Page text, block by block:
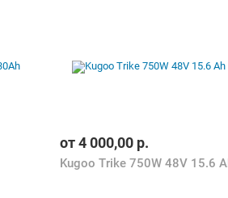
от4 000,00 р.
Kugoo Trike 750W 48V 15.6